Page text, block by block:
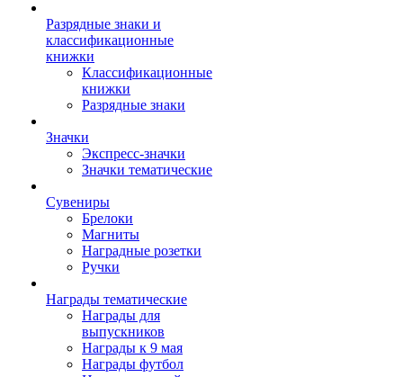
Разрядные знаки и
классификационные
книжки
Классификационные
книжки
Разрядные знаки
Значки
Экспресс-значки
Значки тематические
Сувениры
Брелоки
Магниты
Наградные розетки
Ручки
Награды тематические
Награды для
выпускников
Награды к 9 мая
Награды футбол